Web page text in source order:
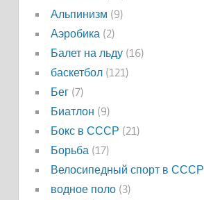
Альпинизм (9)
Аэробика (2)
Балет на льду(16)
баскетбол(121)
Бег(7)
Биатлон (9)
Бокс в СССР (21)
Борьба (17)
Велосипедный спорт в СССР
водное поло(3)